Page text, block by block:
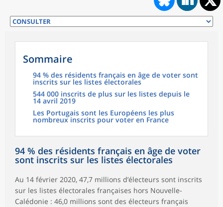
Sommaire
94 % des résidents français en âge de voter sont
inscrits sur les listes électorales
544 000 inscrits de plus sur les listes depuis le
14 avril 2019
Les Portugais sont les Européens les plus
nombreux inscrits pour voter en France
94 % des résidents français en âge de voter
sont inscrits sur les listes électorales
Au 14 février 2020, 47,7 millions d’électeurs sont inscrits
sur les listes électorales françaises hors Nouvelle-
Calédonie : 46,0 millions sont des électeurs français